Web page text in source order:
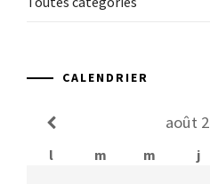
CALENDRIER
août
l m m j